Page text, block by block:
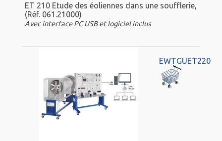
ET 210 Etude des éoliennes dans une soufflerie,
(Réf. 061.21000)
Avec interface PC USB et logiciel inclus
EWTGUET220